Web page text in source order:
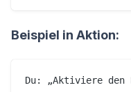
Beispiel in Aktion:
Du: „Aktiviere den